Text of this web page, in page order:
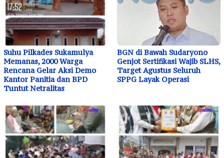
Suhu Pilkades Sukamulya
Memanas, 2000 Warga
Rencana Gelar Aksi Demo
Kantor Panitia dan BPD
Tuntut Netralitas
BGN di Bawah Sudaryono
Genjot Sertifikasi Wajib SLHS,
Target Agustus Seluruh
SPPG Layak Operasi